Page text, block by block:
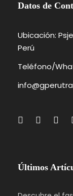
Datos de
Ubicación:
Perú
Teléfono/
Últimos